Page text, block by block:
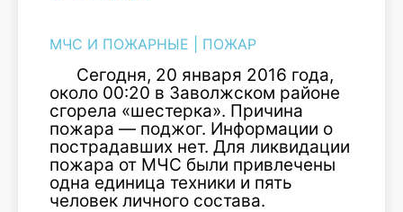
МЧС И ПОЖАРНЫЕ ПОЖАР
Сегодня, 20 января 2016 года,
около 00:20 в Заволжском районе
сгорела «шестерка». Причина
пожара — поджог. Информации о
пострадавших нет. Для ликвидации
пожара от МЧС были привлечены
одна единица техники и пять
человек личного состава.